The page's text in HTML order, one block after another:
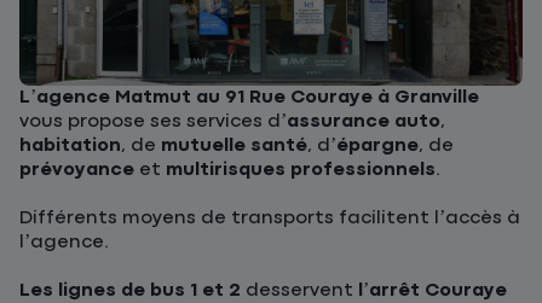
L’agence Matmut au 91 Rue Couraye à Granville
vous propose ses services d’assurance auto,
habitation, de mutuelle santé, d’épargne, de
prévoyance et multirisques professionnels.
Différents moyens de transports facilitent l’accès à
l’agence.
Les lignes de bus 1 et 2 desservent l’arrêt Couraye